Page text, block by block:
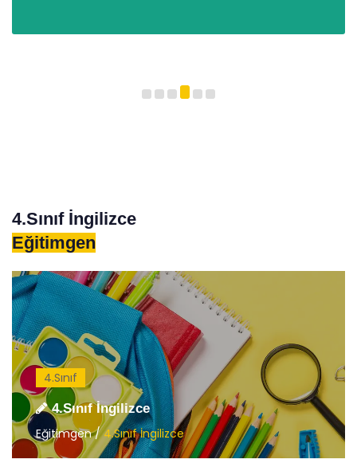
4.Sınıf İngilizce
Eğitimgen
4.Sınıf
4.Sınıf İngilizce
Eğitimgen /4.Sınıf İngilizce